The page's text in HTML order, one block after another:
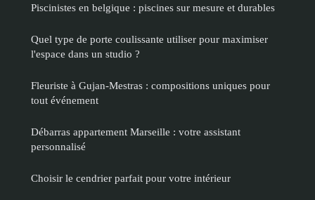
Piscinistes en belgique : piscines sur mesure et durables
Quel type de porte coulissante utiliser pour maximiser
l'espace dans un studio ?
Fleuriste à Gujan-Mestras : compositions uniques pour
tout événement
Débarras appartement Marseille : votre assistant
personnalisé
Choisir le cendrier parfait pour votre intérieur